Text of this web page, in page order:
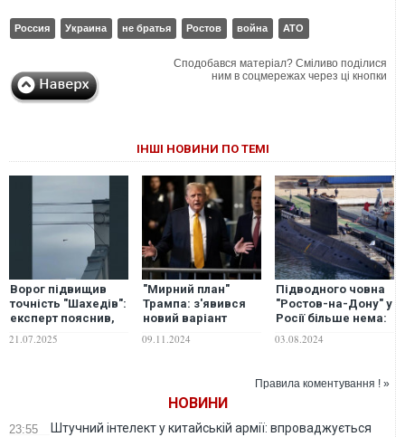
Россия Украина не братья Ростов война АТО
Сподобався матеріал? Сміливо поділися
ним в соцмережах через ці кнопки
ІНШІ НОВИНИ ПО ТЕМІ
Ворог підвищив
точність "Шахедів":
експерт пояснив,
21.07.2025
"Мирний план"
Трампа: з'явився
новий варіант
Україні
09.11.2024
Підводного човна
"Ростов-на-Дону" у
Росії більше нема:
ураження
03.08.2024
Правила коментування ! »
НОВИНИ
23:55
Штучний інтелект у китайській армії: впроваджується